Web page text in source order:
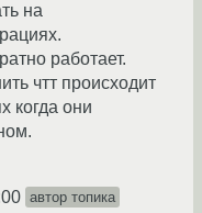
на
работает.
чтт происходит
когда они
автор топика